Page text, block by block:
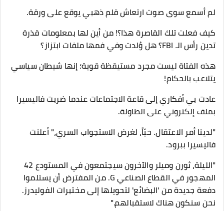
​لم أسمع سوى صوت ارتعاش قلم ذهبي يوقع على ورقة.
​كيف فعلت تلك القاصرة هذا؟! من أين لها بمعلومات قذرة
تدين رأس الـ FBI؟ هل وُلدت وفي فمها ملفات ابتزاز؟
هذه الفتاة ليست مجرد مستيقظة قوية؛ إنها شيطان سياسي
يتلاعب بالحكام!
​عادت بي أفكاري إلى قاعة الاجتماعات عندما ضربت فاليسيرا
بملف إلكتروني على الطاولة.
​"لدينا أمر الاعتقال. حيّاً، لغرض الاستجواب السري،" أعلنت
فاليسيرا ببرود.
"الليلة، ثورن وميلر والآخرون سيجتمعون في المستودع 42
المهجور في القطاع الصناعي G. من المفترض أن يستلموا
دفعة جديدة من 'البضائع' لتحويلها إلى مختبرات الفوليدرز.
نحن سنكون هناك لاستقبالهم."